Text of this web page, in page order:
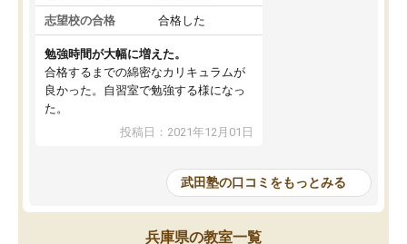
志望校の合格 合格した
勉強時間が大幅に増えた。
合格するまでの綿密なカリキュラムが
良かった。自習室で勉強する様になっ
た。
投稿日：2021年12月01日
武田塾の口コミをもっとみる
兵庫県の教室一覧